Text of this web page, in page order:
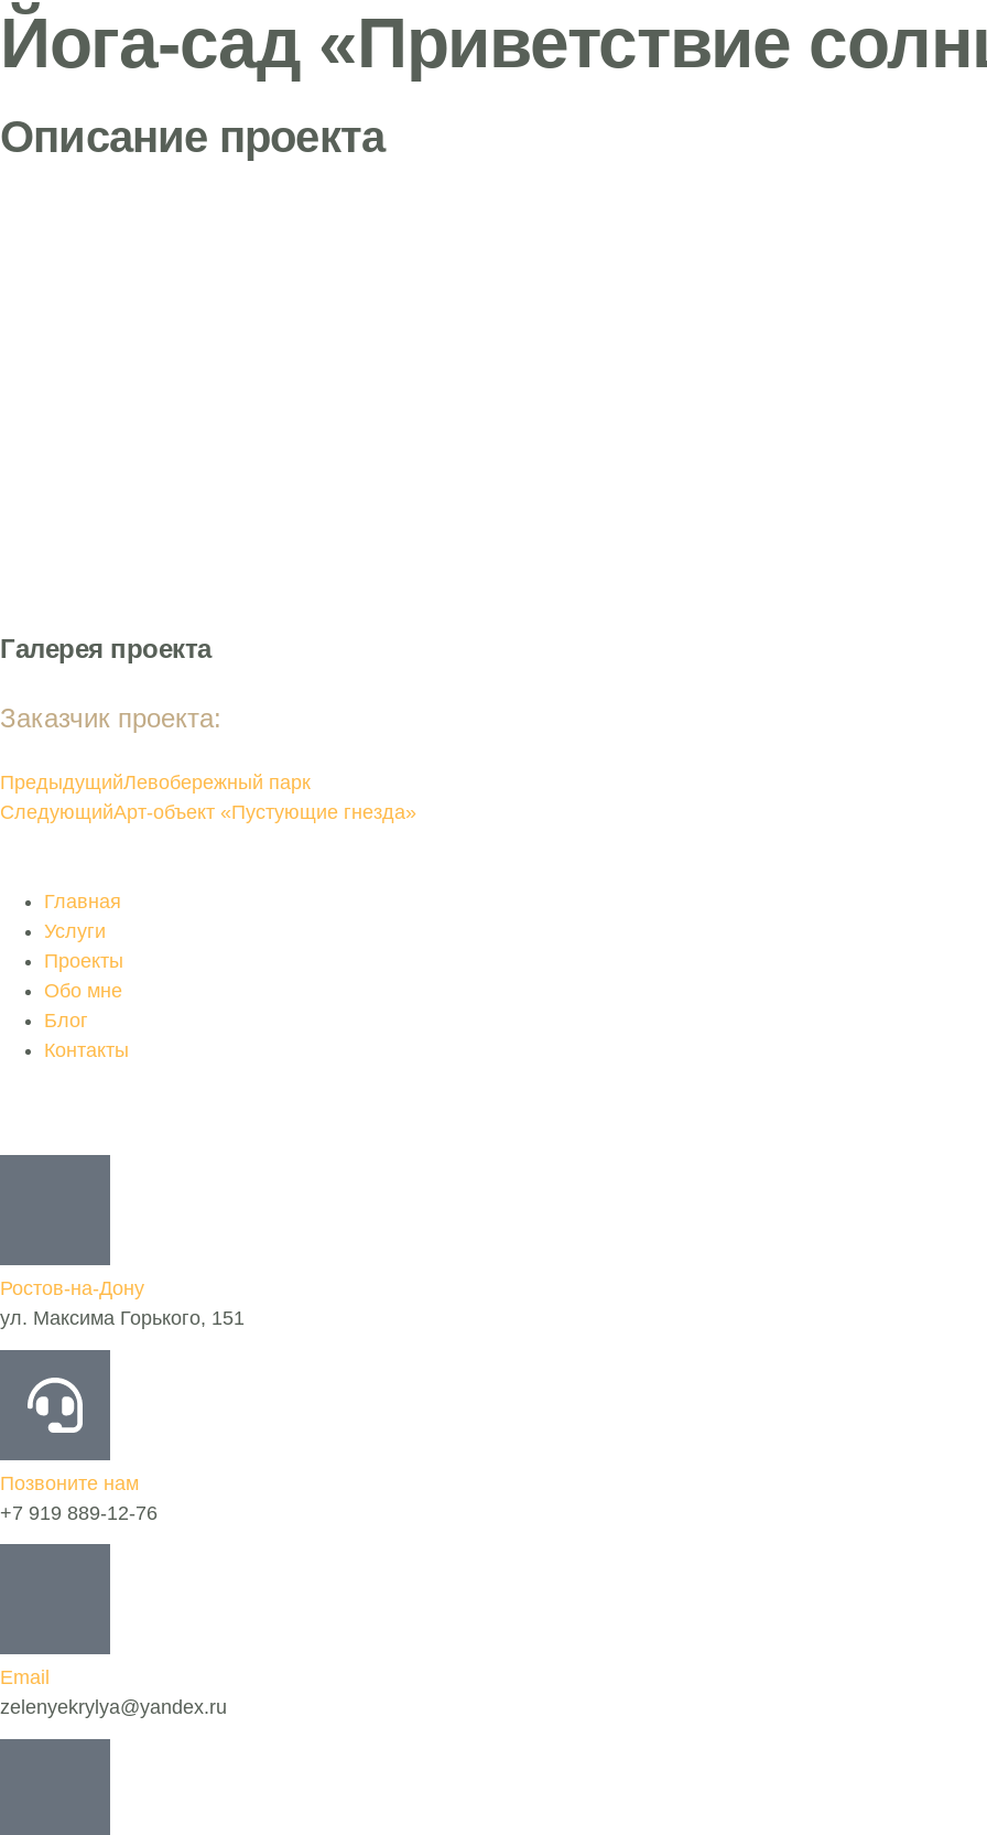
Йога-сад «Приветствие
Описание проекта
Галерея проекта
Заказчик проекта:
ПредыдущийЛевобережный парк
СледующийАрт-объект «Пустующие гнезда»
Главная
Услуги
Проекты
Обо мне
Блог
Контакты
Ростов-на-Дону
ул. Максима Горького, 151
Позвоните нам
+7 919 889-12-76
Email
zelenyekrylya@yandex.ru